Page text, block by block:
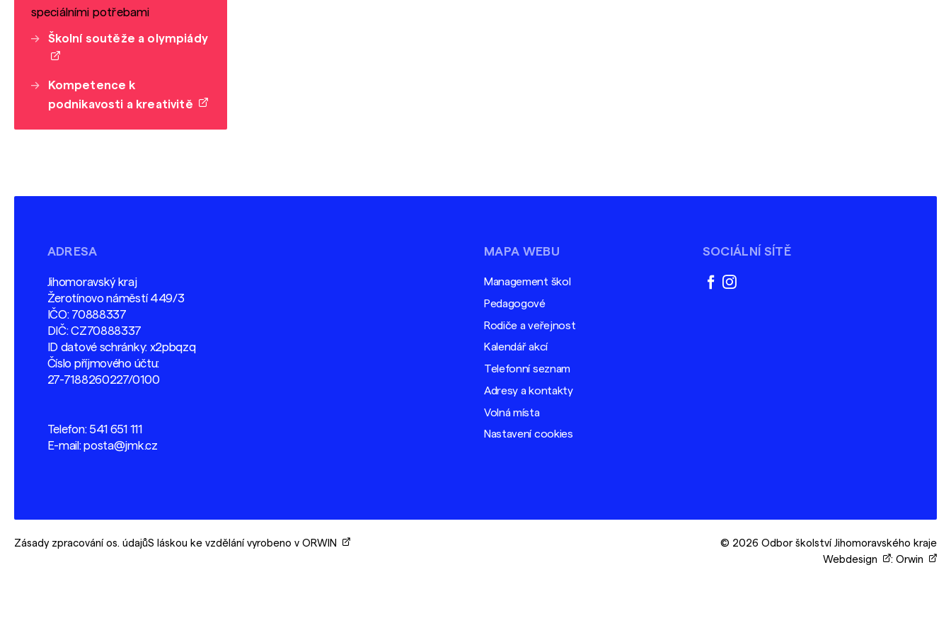
speciálními potřebami
Školní soutěže a olympiády
Kompetence k
podnikavosti a kreativitě
ADRESA
Jihomoravský kraj
Žerotínovo náměstí 449/3
IČO: 70888337
DIČ: CZ70888337
ID datové schránky: x2pbqzq
Číslo příjmového účtu:
27-7188260227/0100
Telefon: 541 651 111
E-mail:posta@jmk.cz
MAPA WEBU
Management škol
Pedagogové
Rodiče a veřejnost
Kalendář akcí
Telefonní seznam
Adresy a kontakty
Volná místa
Nastavení cookies
SOCIÁLNÍ SÍTĚ
facebook
instagram
Zásady zpracování os. údajůS láskou ke vzdělání vyrobeno v ORWIN
© 2026 Odbor školství Jihomoravského kraje
Webdesign
: Orwin